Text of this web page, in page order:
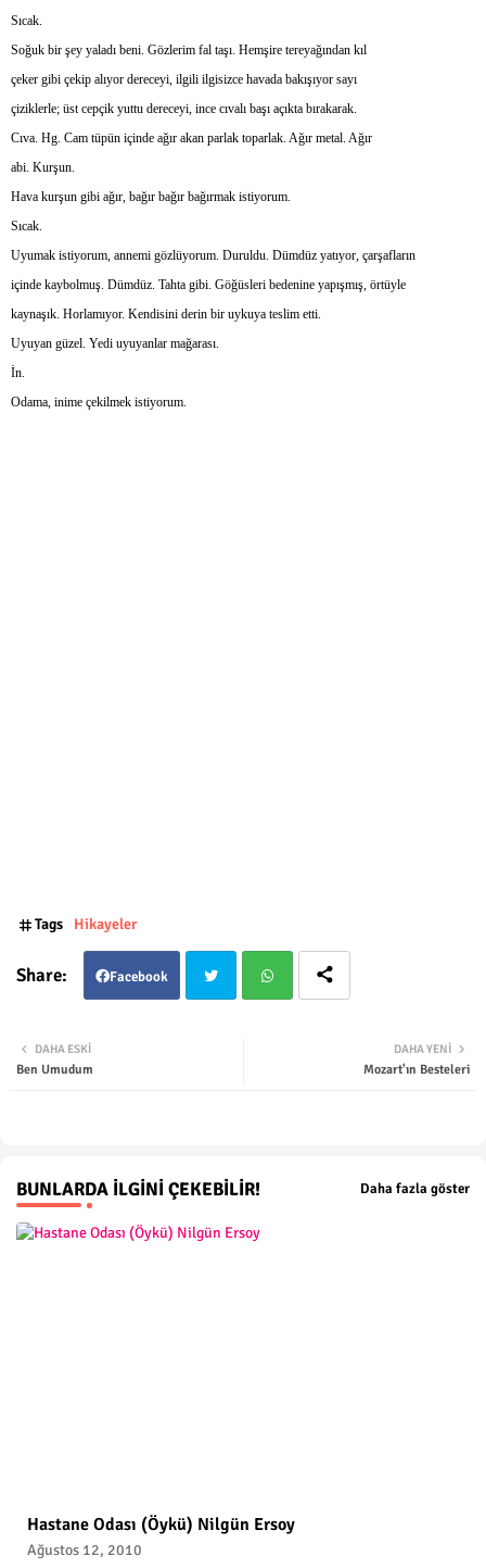
Sıcak.
Soğuk bir şey yaladı beni. Gözlerim fal taşı. Hemşire tereyağından kıl
çeker gibi çekip alıyor dereceyi, ilgili ilgisizce havada bakışıyor sayı
çiziklerle; üst cepçik yuttu dereceyi, ince cıvalı başı açıkta bırakarak.
Cıva. Hg. Cam tüpün içinde ağır akan parlak toparlak. Ağır metal. Ağır
abi. Kurşun.
Hava kurşun gibi ağır, bağır bağır bağırmak istiyorum.
Sıcak.
Uyumak istiyorum, annemi gözlüyorum. Duruldu. Dümdüz yatıyor, çarşafların
içinde kaybolmuş. Dümdüz. Tahta gibi. Göğüsleri bedenine yapışmış, örtüyle
kaynaşık. Horlamıyor. Kendisini derin bir uykuya teslim etti.
Uyuyan güzel. Yedi uyuyanlar mağarası.
İn.
Odama, inime çekilmek istiyorum.
Tags Hikayeler
Facebook
DAHA YENI
Mozart'ın Besteleri
DAHA ESKI
Ben Umudum
BUNLARDA İLGINI ÇEKEBILIR! Daha fazla göster
Hastane Odası (Öykü) Nilgün Ersoy
Ağustos 12, 2010